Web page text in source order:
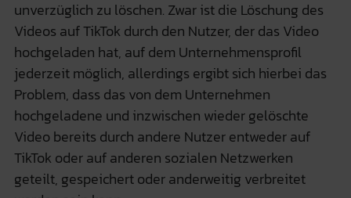
unverzüglich zu löschen. Zwar ist die Löschung des
Videos auf TikTok durch den Nutzer, der das Video
hochgeladen hat, auf dem Unternehmensprofil
jederzeit möglich, allerdings ergibt sich hierbei das
Problem, dass das von dem Unternehmen
hochgeladene und inzwischen wieder gelöschte
Video bereits durch andere Nutzer entweder auf
TikTok oder auf anderen sozialen Netzwerken
geteilt, gespeichert oder anderweitig verbreitet